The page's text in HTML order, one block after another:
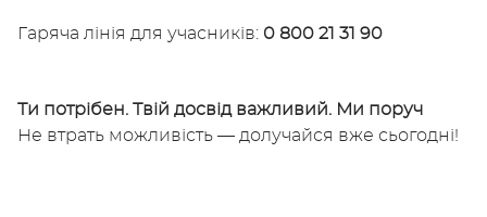
Гаряча лінія для учасників: 0 800 21 31 90
Ти потрібен. Твій досвід важливий. Ми поруч
Не втрать можливість — долучайся вже сьогодні!